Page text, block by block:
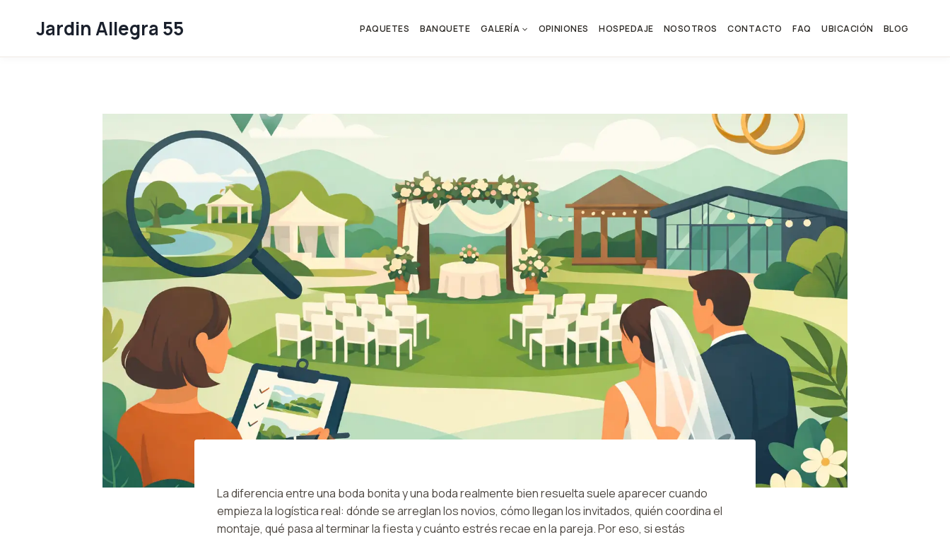
Jardin Allegra 55 PAQUETES BANQUETE GALERÍA OPINIONES HOSPEDAJE NOSOTROS CONTACTO FAQ UBICACIÓN BLOG
La diferencia entre una boda bonita y una boda realmente bien resuelta suele aparecer cuando
empieza la logística real: dónde se arreglan los novios, cómo llegan los invitados, quién coordina el
montaje, qué pasa al terminar la fiesta y cuánto estrés recae en la pareja. Por eso, si estás